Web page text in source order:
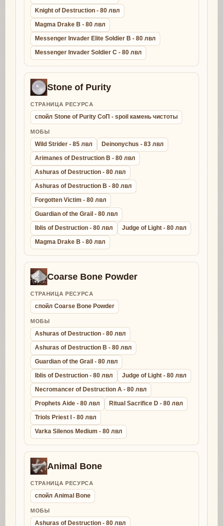
Knight of Destruction - 80 лвл
Magma Drake B - 80 лвл
Messenger Invader Elite Soldier B - 80 лвл
Messenger Invader Soldier C - 80 лвл
Stone of Purity
СТРАНИЦА РЕСУРСА
спойл Stone of Purity СоП - spoil камень чистоты
МОБЫ
Wild Strider - 85 лвл
Deinonychus - 83 лвл
Arimanes of Destruction B - 80 лвл
Ashuras of Destruction - 80 лвл
Ashuras of Destruction B - 80 лвл
Forgotten Victim - 80 лвл
Guardian of the Grail - 80 лвл
Iblis of Destruction - 80 лвл
Judge of Light - 80 лвл
Magma Drake B - 80 лвл
Coarse Bone Powder
СТРАНИЦА РЕСУРСА
спойл Coarse Bone Powder
МОБЫ
Ashuras of Destruction - 80 лвл
Ashuras of Destruction B - 80 лвл
Guardian of the Grail - 80 лвл
Iblis of Destruction - 80 лвл
Judge of Light - 80 лвл
Necromancer of Destruction A - 80 лвл
Prophets Aide - 80 лвл
Ritual Sacrifice D - 80 лвл
Triols Priest I - 80 лвл
Varka Silenos Medium - 80 лвл
Animal Bone
СТРАНИЦА РЕСУРСА
спойл Animal Bone
МОБЫ
Ashuras of Destruction - 80 лвл